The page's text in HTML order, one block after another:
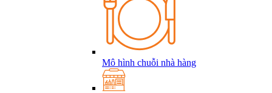
Mô hình chuỗi nhà hàng